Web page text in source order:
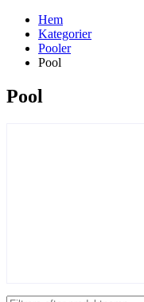
Hem
Kategorier
Pooler
Pool
Pool